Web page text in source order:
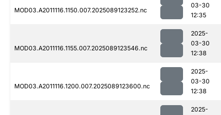
MOD03.A2011116.1150.007.2025089123252.nc
03-30
12:35
MOD03.A2011116.1155.007.2025089123546.nc
2025-
03-30
12:38
MOD03.A2011116.1200.007.2025089123600.nc
2025-
03-30
12:38
2025-